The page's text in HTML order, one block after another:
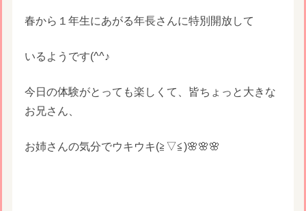
春から１年生にあがる年長さんに特別開放して
いるようです(^^♪
今日の体験がとっても楽しくて、皆ちょっと大きな
お兄さん、
お姉さんの気分でウキウキ(≧▽≦)🌸🌸🌸